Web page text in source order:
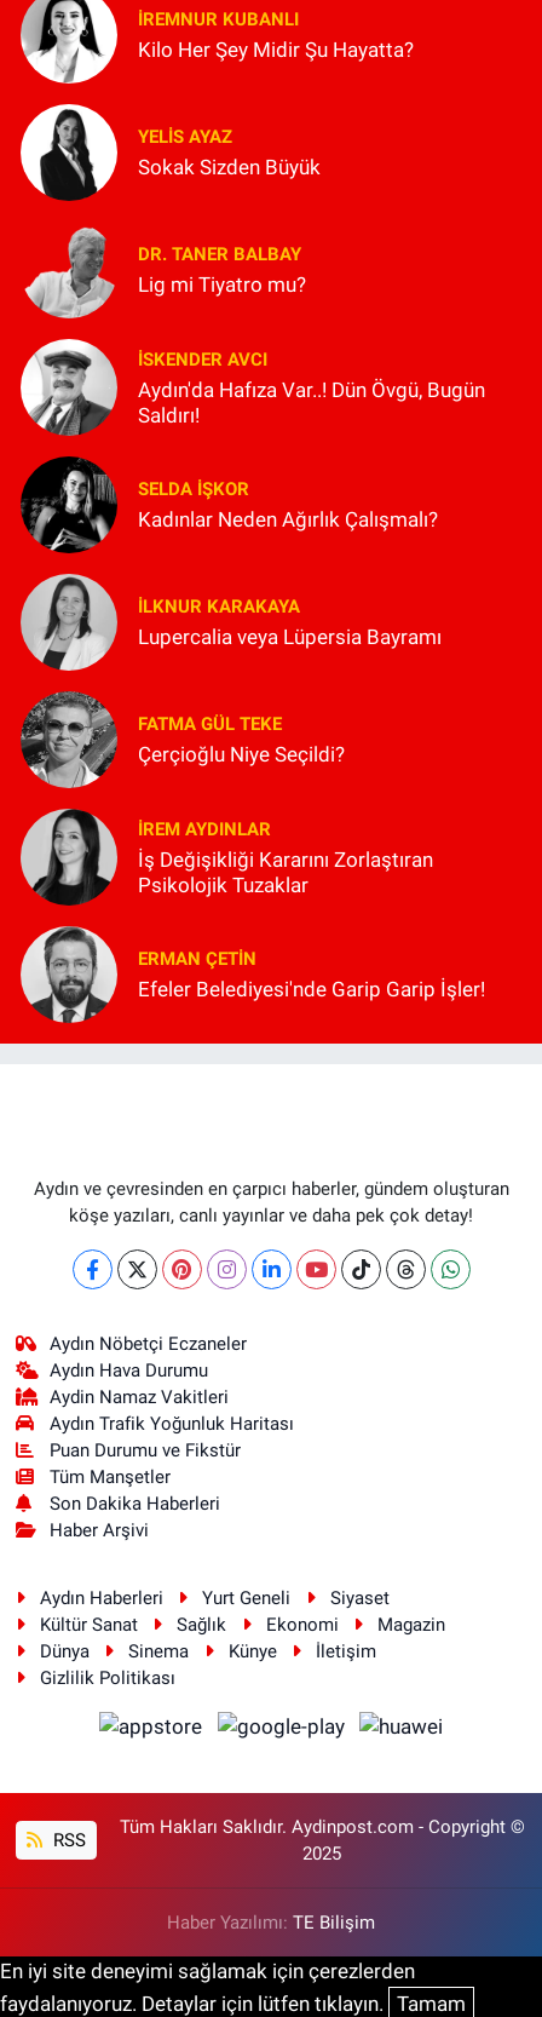
İREMNUR KUBANLI
Kilo Her Şey Midir Şu Hayatta?
YELIS AYAZ
Sokak Sizden Büyük
DR. TANER BALBAY
Lig mi Tiyatro mu?
İSKENDER AVCI
Aydın'da Hafıza Var..! Dün Övgü, Bugün
Saldırı!
SELDA İŞKOR
Kadınlar Neden Ağırlık Çalışmalı?
İLKNUR KARAKAYA
Lupercalia veya Lüpersia Bayramı
FATMA GÜL TEKE
Çerçioğlu Niye Seçildi?
İREM AYDINLAR
İş Değişikliği Kararını Zorlaştıran
Psikolojik Tuzaklar
ERMAN ÇETIN
Efeler Belediyesi'nde Garip Garip İşler!
Aydın ve çevresinden en çarpıcı haberler, gündem oluşturan
köşe yazıları, canlı yayınlar ve daha pek çok detay!
Aydın Nöbetçi Eczaneler
Aydın Hava Durumu
Aydin Namaz Vakitleri
Aydın Trafik Yoğunluk Haritası
Puan Durumu ve Fikstür
Tüm Manşetler
Son Dakika Haberleri
Haber Arşivi
Aydın Haberleri Yurt Geneli
Siyaset
Kültür Sanat
Sağlık Ekonomi
Magazin
Dünya
Sinema Künye
İletişim
Gizlilik Politikası
RSS
Tüm Hakları Saklıdır. Aydinpost.com - Copyright ©
2025
Haber Yazılımı: TE Bilişim
En iyi site deneyimi sağlamak için çerezlerden
faydalanıyoruz. Detaylar için lütfen tıklayın. Tamam